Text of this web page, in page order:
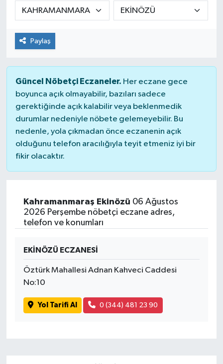
Paylaş
Güncel Nöbetçi Eczaneler. Her eczane gece
boyunca açık olmayabilir, bazıları sadece
gerektiğinde açık kalabilir veya beklenmedik
durumlar nedeniyle nöbete gelemeyebilir. Bu
nedenle, yola çıkmadan önce eczanenin açık
olduğunu telefon aracılığıyla teyit etmeniz iyi bir
fikir olacaktır.
Kahramanmaraş Ekinözü 06 Ağustos
2026 Perşembe nöbetçi eczane adres,
telefon ve konumları
EKİNÖZÜ ECZANESİ
Öztürk Mahallesi Adnan Kahveci Caddesi
No:10
Yol Tarifi Al 0 (344) 481 23 90
Dursunbey
Edremit
EĞİTİM
EKONOMİ
Erdek
Gömeç
Havran
İvrindi
KENT GÜNDEMİ
Kepsut